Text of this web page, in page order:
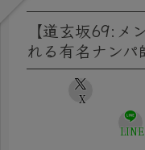
【道玄坂69:メ
れる有名ナンパ
X
LINE